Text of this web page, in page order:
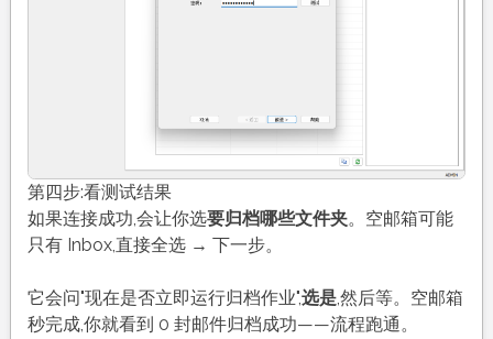
第四步:看测试结果
如果连接成功,会让你选要归档哪些文件夹。空邮箱可能
只有 Inbox,直接全选 → 下一步。
它会问"现在是否立即运行归档作业",选是,然后等。空邮箱
秒完成,你就看到 0 封邮件归档成功——流程跑通。